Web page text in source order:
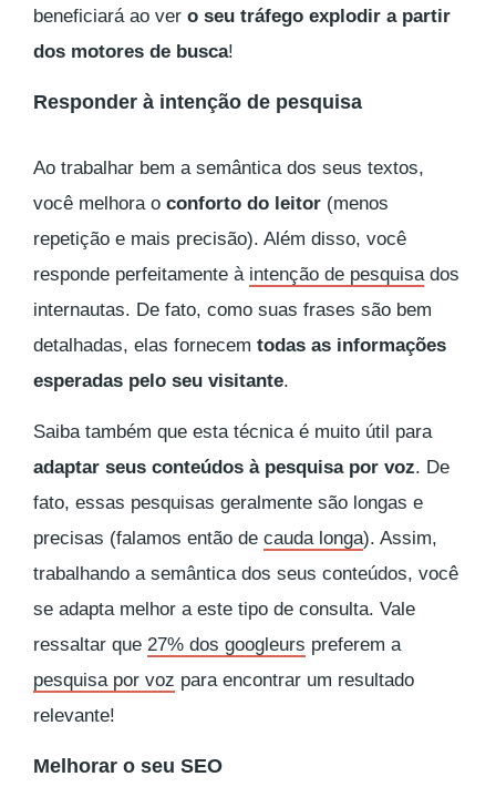
beneficiará ao ver o seu tráfego explodir a partir
dos motores de busca!
Responder à intenção de pesquisa
Ao trabalhar bem a semântica dos seus textos,
você melhora o conforto do leitor (menos
repetição e mais precisão). Além disso, você
responde perfeitamente à intenção de pesquisa dos
internautas. De fato, como suas frases são bem
detalhadas, elas fornecem todas as informações
esperadas pelo seu visitante.
Saiba também que esta técnica é muito útil para
adaptar seus conteúdos à pesquisa por voz. De
fato, essas pesquisas geralmente são longas e
precisas (falamos então de cauda longa). Assim,
trabalhando a semântica dos seus conteúdos, você
se adapta melhor a este tipo de consulta. Vale
ressaltar que 27% dos googleurs preferem a
pesquisa por voz para encontrar um resultado
relevante!
Melhorar o seu SEO